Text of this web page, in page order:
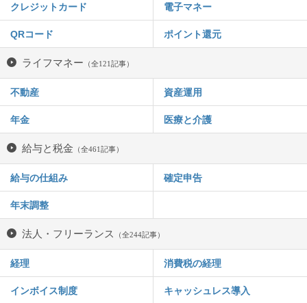
クレジットカード 電子マネー
QRコード ポイント還元
ライフマネー （全121記事）
不動産 資産運用
年金 医療と介護
給与と税金 （全461記事）
給与の仕組み 確定申告
年末調整
法人・フリーランス （全244記事）
経理 消費税の経理
インボイス制度 キャッシュレス導入